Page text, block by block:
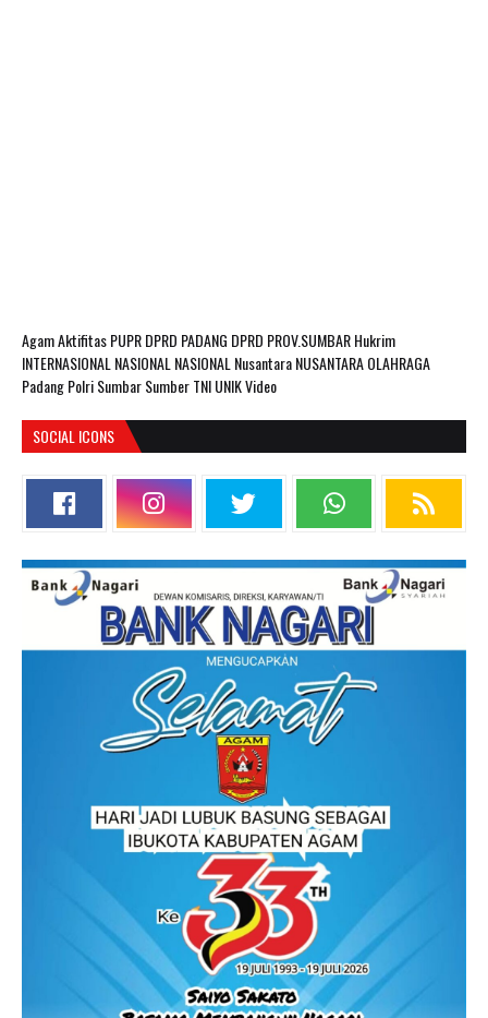
AgamAktifitas PUPRDPRD PADANG DPRD PROV.SUMBARHukrim
INTERNASIONAL NASIONAL NASIONAL NusantaraNUSANTARAOLAHRAGA
PadangPolriSumbarSumberTNIUNIKVideo
SOCIAL ICONS